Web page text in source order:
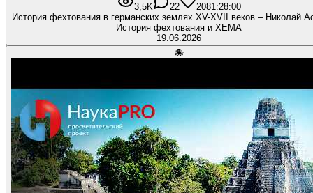
3,5K 22 2081:28:00
Иcтория фехтования в германских землях XV-XVII веков – Николай
История фехтования и ХЕМА
19.06.2026
🐙